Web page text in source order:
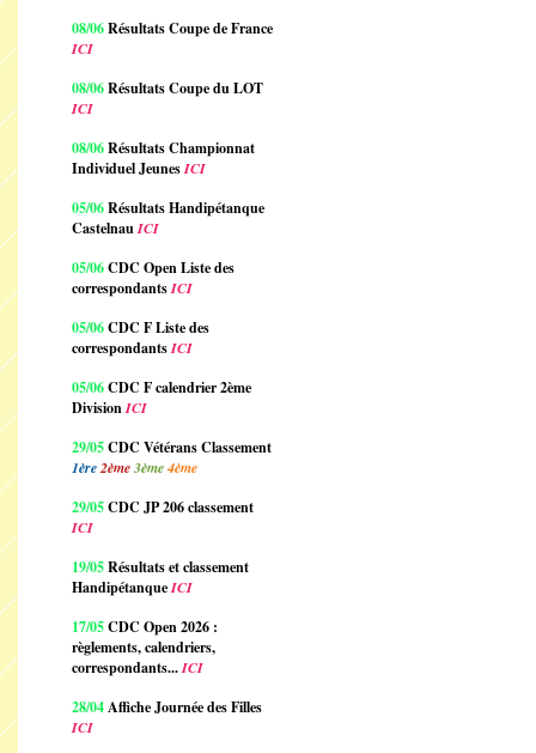
08/06Résultats Coupe de France
ICI
08/06Résultats Coupe du LOT
ICI
08/06Résultats Championnat
Individuel JeunesICI
05/06Résultats Handipétanque
CastelnauICI
05/06CDC Open Liste des
correspondantsICI
05/06CDC F Liste des
correspondantsICI
05/06CDC F calendrier 2ème
DivisionICI
29/05CDC Vétérans Classement
1ère2ème3ème4ème
29/05CDC JP 206 classement
ICI
19/05Résultats et classement
HandipétanqueICI
17/05CDC Open 2026 :
règlements, calendriers,
correspondants...ICI
28/04Affiche Journée des Filles
ICI